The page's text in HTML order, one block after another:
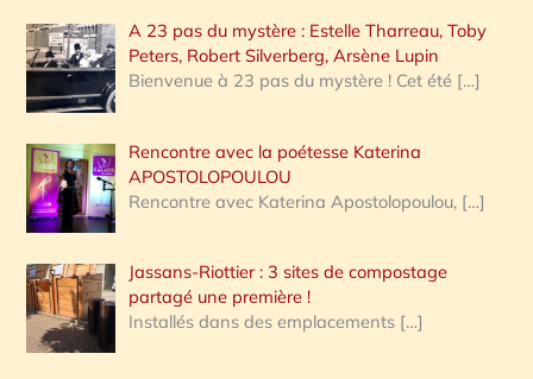
A 23 pas du mystère : Estelle Tharreau, Toby
Peters, Robert Silverberg, Arsène Lupin
Bienvenue à 23 pas du mystère ! Cet été […]
Rencontre avec la poétesse Katerina
APOSTOLOPOULOU
Rencontre avec Katerina Apostolopoulou, […]
Jassans-Riottier : 3 sites de compostage
partagé une première !
Installés dans des emplacements […]